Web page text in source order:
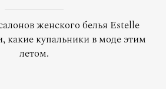
женского белья Estelle
какие купальники в моде этим
летом.